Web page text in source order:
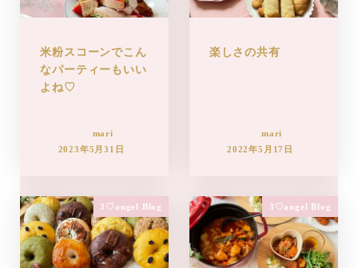
米粉スコーンでこん
なパーティーもいい
よね♡
mari
2023年5月31日
楽しさの共有
mari
2022年5月17日
3♡angel Blog 3♡angel Blog